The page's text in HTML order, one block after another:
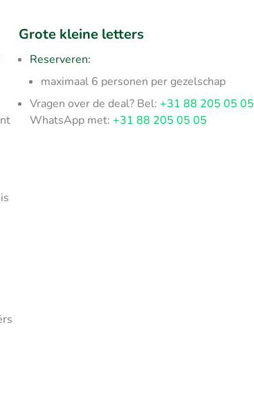
Grote kleine letters
Reserveren:
maximaal 6 personen per gezelschap
Vragen over de deal? Bel:+31 88 205 05 05
WhatsApp met:+31 88 205 05 05